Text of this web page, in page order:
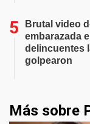
Brutal video
embarazada
delincuentes
golpearon
Más sobre